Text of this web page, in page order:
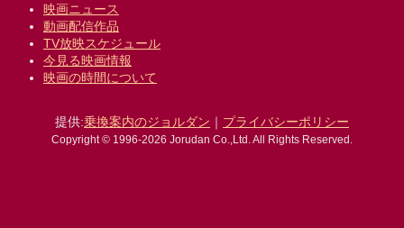
映画ニュース
動画配信作品
TV放映スケジュール
今見る映画情報
映画の時間について
提供:乗換案内のジョルダン ｜ プライバシーポリシー
Copyright © 1996-2026 Jorudan Co.,Ltd. All Rights Reserved.